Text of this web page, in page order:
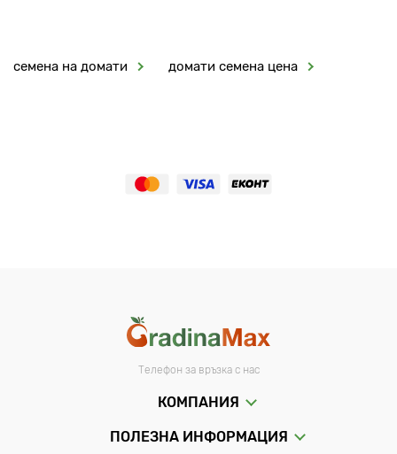
семена на домати домати семена цена
Телефон за връзка с нас
КОМПАНИЯ
ПОЛЕЗНА ИНФОРМАЦИЯ